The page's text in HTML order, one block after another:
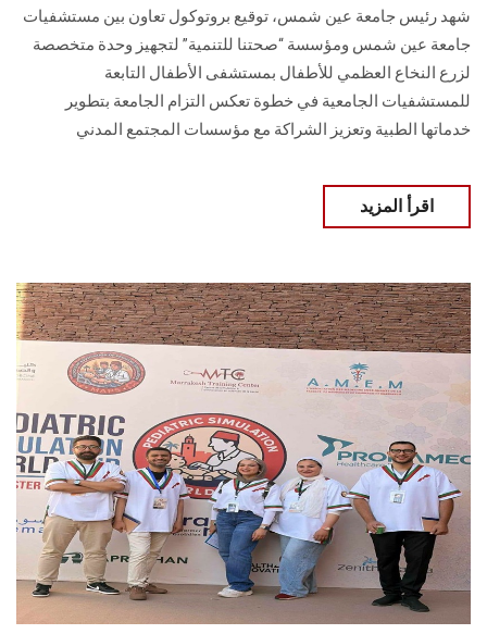
شهد رئيس جامعة عين شمس، توقيع بروتوكول تعاون بين مستشفيات
جامعة عين شمس ومؤسسة “صحتنا للتنمية” لتجهيز وحدة متخصصة
لزرع النخاع العظمي للأطفال بمستشفى الأطفال التابعة
للمستشفيات الجامعية في خطوة تعكس التزام الجامعة بتطوير
خدماتها الطبية وتعزيز الشراكة مع مؤسسات المجتمع المدني
اقرأ المزيد